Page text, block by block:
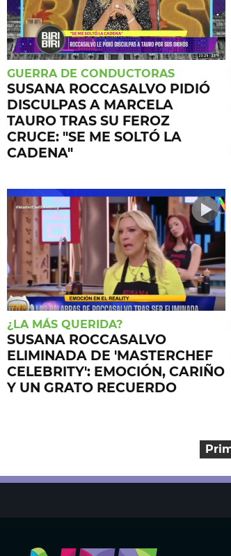
GUERRA DE CONDUCTORAS
SUSANA ROCCASALVO PIDIÓ
DISCULPAS A MARCELA
TAURO TRAS SU FEROZ
CRUCE: "SE ME SOLTÓ LA
CADENA"
¿LA MÁS QUERIDA?
SUSANA ROCCASALVO
ELIMINADA DE 'MASTERCHEF
CELEBRITY': EMOCIÓN, CARIÑO
Y UN GRATO RECUERDO